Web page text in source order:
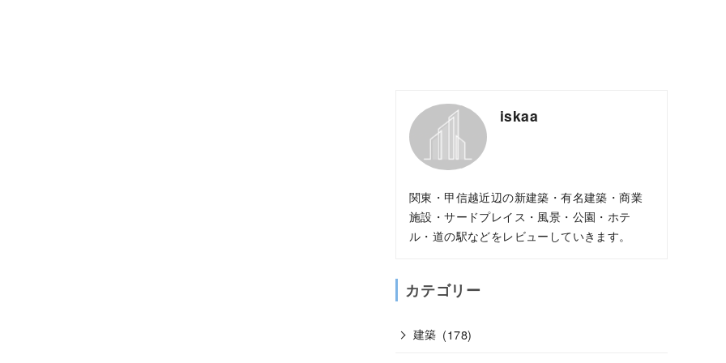
iskaa
関東・甲信越近辺の新建築・有名建築・商業
施設・サードプレイス・風景・公園・ホテ
ル・道の駅などをレビューしていきます。
カテゴリー
建築 (178)